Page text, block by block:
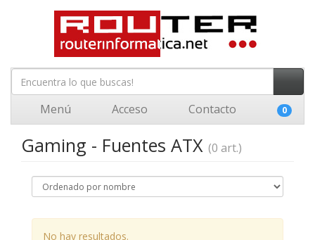
Menú Acceso Contacto 0
Gaming - Fuentes ATX (0 art.)
No hay resultados.